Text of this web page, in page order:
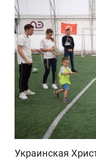
Украинская